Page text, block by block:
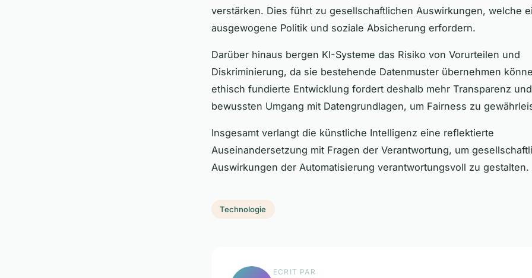
verstärken. Dies führt zu gesellschaftlichen Auswirkungen, welche
ausgewogene Politik und soziale Absicherung erfordern.
Darüber hinaus bergen KI-Systeme das Risiko von Vorurteilen und
Diskriminierung, da sie bestehende Datenmuster übernehmen
ethisch fundierte Entwicklung fordert deshalb mehr Transparenz
bewussten Umgang mit Datengrundlagen, um Fairness zu
Insgesamt verlangt die künstliche Intelligenz eine reflektierte
Auseinandersetzung mit Fragen der Verantwortung, um
Auswirkungen der Automatisierung verantwortungsvoll zu gestalten.
Technologie
ECRIT PAR